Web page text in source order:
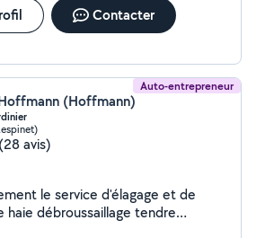
Contacter
Auto-entrepreneur
(Hoffmann)
(28 avis)
le service d'élagage et de
haie débroussaillage tendre